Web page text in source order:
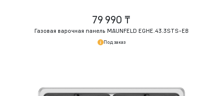
79 990 ₸
Газовая варочная панель MAUNFELD EGHE.43.3STS-EB
Под заказ